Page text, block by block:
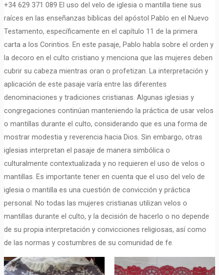
+34 629 371 089 El uso del velo de iglesia o mantilla tiene sus
raíces en las enseñanzas bíblicas del apóstol Pablo en el Nuevo
Testamento, específicamente en el capítulo 11 de la primera
carta a los Corintios. En este pasaje, Pablo habla sobre el orden y
la decoro en el culto cristiano y menciona que las mujeres deben
cubrir su cabeza mientras oran o profetizan. La interpretación y
aplicación de este pasaje varía entre las diferentes
denominaciones y tradiciones cristianas. Algunas iglesias y
congregaciones continúan manteniendo la práctica de usar velos
o mantillas durante el culto, considerando que es una forma de
mostrar modestia y reverencia hacia Dios. Sin embargo, otras
iglesias interpretan el pasaje de manera simbólica o
culturalmente contextualizada y no requieren el uso de velos o
mantillas. Es importante tener en cuenta que el uso del velo de
iglesia o mantilla es una cuestión de convicción y práctica
personal. No todas las mujeres cristianas utilizan velos o
mantillas durante el culto, y la decisión de hacerlo o no depende
de su propia interpretación y convicciones religiosas, así como
de las normas y costumbres de su comunidad de fe.